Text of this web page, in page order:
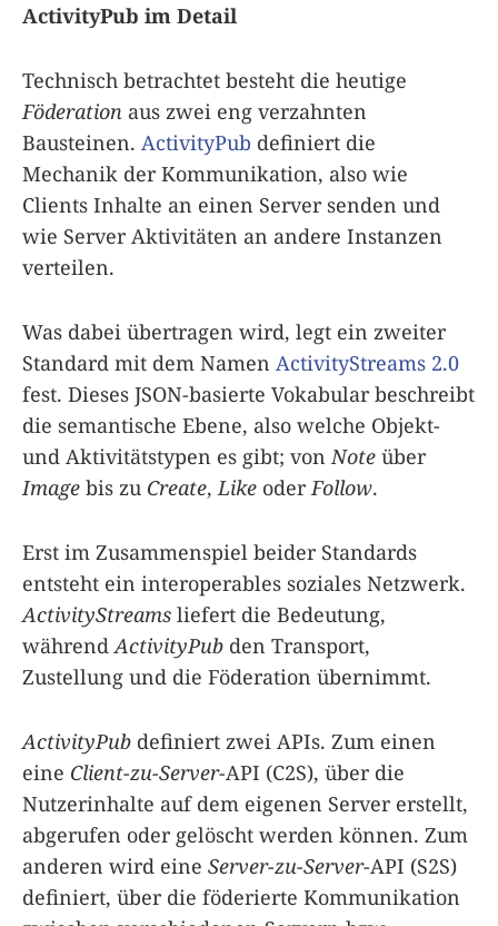
ActivityPub im Detail
Technisch betrachtet besteht die heutige
Föderation aus zwei eng verzahnten
Bausteinen. ActivityPub definiert die
Mechanik der Kommunikation, also wie
Clients Inhalte an einen Server senden und
wie Server Aktivitäten an andere Instanzen
verteilen.
Was dabei übertragen wird, legt ein zweiter
Standard mit dem Namen ActivityStreams 2.0
fest. Dieses JSON-basierte Vokabular beschreibt
die semantische Ebene, also welche Objekt-
und Aktivitätstypen es gibt; von Note über
Image bis zu Create, Like oder Follow.
Erst im Zusammenspiel beider Standards
entsteht ein interoperables soziales Netzwerk.
ActivityStreams liefert die Bedeutung,
während ActivityPub den Transport,
Zustellung und die Föderation übernimmt.
ActivityPub definiert zwei APIs. Zum einen
eine Client-zu-Server-API (C2S), über die
Nutzerinhalte auf dem eigenen Server erstellt,
abgerufen oder gelöscht werden können. Zum
anderen wird eine Server-zu-Server-API (S2S)
definiert, über die föderierte Kommunikation